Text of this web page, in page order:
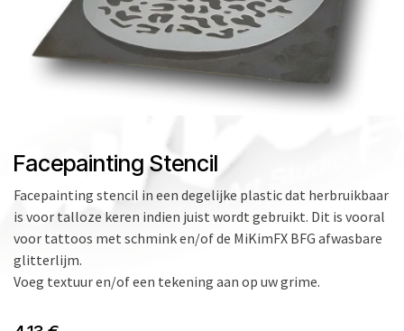
Facepainting Stencil
Facepainting stencil in een degelijke plastic dat herbruikbaar
is voor talloze keren indien juist wordt gebruikt. Dit is vooral
voor tattoos met schmink en/of de MiKimFX BFG afwasbare
glitterlijm.
Voeg textuur en/of een tekening aan op uw grime.